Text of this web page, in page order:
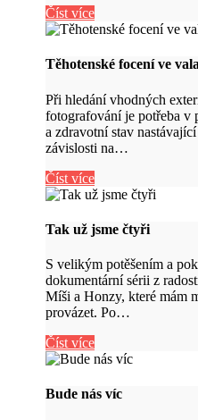
Číst více
Těhotenské focení ve
Při hledání vhodných
fotografování je potřeba v
a zdravotní stav
závislosti na…
Číst více
Tak už jsme čtyři
S velikým potěšením a
dokumentární sérii z
Míši a Honzy, které mám
provázet. Po…
Číst více
Bude nás víc